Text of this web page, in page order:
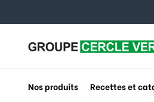
Nos produits Recettes et